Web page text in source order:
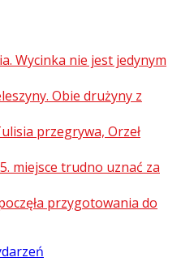
Wycinka nie jest jedynym
Obie drużyny z
przegrywa, Orzeł
miejsce trudno uznać za
przygotowania do